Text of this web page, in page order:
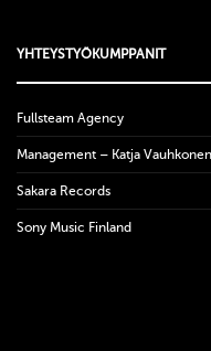
YHTEYSTYÖKUMPPANIT
Fullsteam Agency
Management – Katja Vauhkonen
Sakara Records
Sony Music Finland